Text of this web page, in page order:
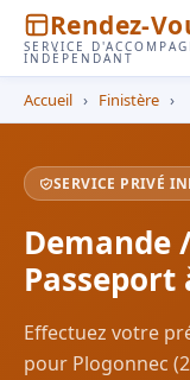
Rendez-
SERVICE
INDÉPENDANT
Accueil › Finistère ›
SERVICE PRIVÉ
Demande
Passeport
Effectuez votre
pour Plogonnec